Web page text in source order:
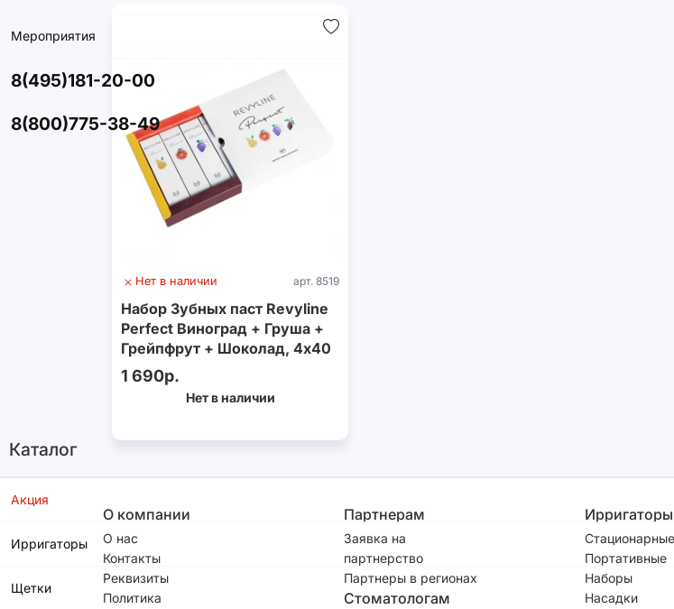
Мероприятия
8(495)181-20-00
8(800)775-38-49
Каталог
Акция
Ирригаторы
Щетки
Нет в наличии арт. 8519
Набор Зубных паст Revyline
Perfect Виноград + Груша +
Грейпфрут + Шоколад, 4х40
г
1 690р.
Нет в наличии
О компании
О нас
Контакты
Реквизиты
Политика
Партнерам
Заявка на
партнерство
Партнеры в регионах
Стоматологам
Ирригаторы
Стационарные
Портативные
Наборы
Насадки